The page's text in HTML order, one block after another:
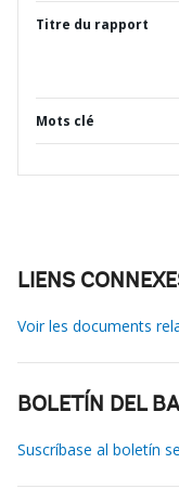
Titre du rapport
Mots clé
LIENS
Voir les documents
BOLETÍN DEL
Suscríbase al boletín